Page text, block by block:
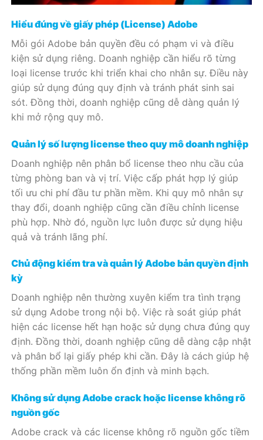
Hiểu đúng về giấy phép (License) Adobe
Mỗi gói Adobe bản quyền đều có phạm vi và điều
kiện sử dụng riêng. Doanh nghiệp cần hiểu rõ từng
loại license trước khi triển khai cho nhân sự. Điều này
giúp sử dụng đúng quy định và tránh phát sinh sai
sót. Đồng thời, doanh nghiệp cũng dễ dàng quản lý
khi mở rộng quy mô.
Quản lý số lượng license theo quy mô doanh nghiệp
Doanh nghiệp nên phân bổ license theo nhu cầu của
từng phòng ban và vị trí. Việc cấp phát hợp lý giúp
tối ưu chi phí đầu tư phần mềm. Khi quy mô nhân sự
thay đổi, doanh nghiệp cũng cần điều chỉnh license
phù hợp. Nhờ đó, nguồn lực luôn được sử dụng hiệu
quả và tránh lãng phí.
Chủ động kiểm tra và quản lý Adobe bản quyền định
kỳ
Doanh nghiệp nên thường xuyên kiểm tra tình trạng
sử dụng Adobe trong nội bộ. Việc rà soát giúp phát
hiện các license hết hạn hoặc sử dụng chưa đúng quy
định. Đồng thời, doanh nghiệp cũng dễ dàng cập nhật
và phân bổ lại giấy phép khi cần. Đây là cách giúp hệ
thống phần mềm luôn ổn định và minh bạch.
Không sử dụng Adobe crack hoặc license không rõ
nguồn gốc
Adobe crack và các license không rõ nguồn gốc tiềm